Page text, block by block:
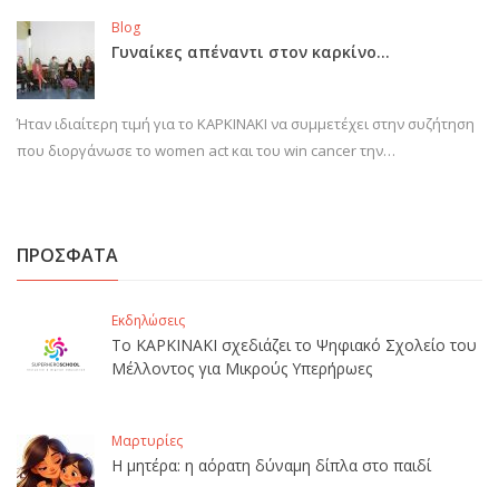
Blog
Γυναίκες απέναντι στον καρκίνο…
Ήταν ιδιαίτερη τιμή για το ΚΑΡΚΙΝΑΚΙ να συμμετέχει στην συζήτηση
που διοργάνωσε το women act και του win cancer την…
ΠΡΟΣΦΑΤΑ
Εκδηλώσεις
Το ΚΑΡΚΙΝΑΚΙ σχεδιάζει το Ψηφιακό Σχολείο του
Μέλλοντος για Μικρούς Υπερήρωες
Μαρτυρίες
Η μητέρα: η αόρατη δύναμη δίπλα στο παιδί